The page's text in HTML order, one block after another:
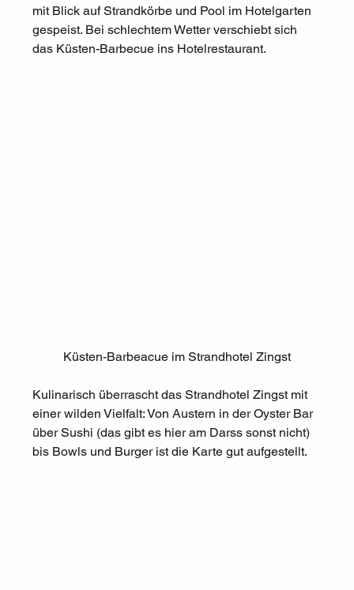
mit Blick auf Strandkörbe und Pool im Hotelgarten
gespeist. Bei schlechtem Wetter verschiebt sich
das Küsten-Barbecue ins Hotelrestaurant.
Küsten-Barbeacue im Strandhotel Zingst
Kulinarisch überrascht das Strandhotel Zingst mit
einer wilden Vielfalt: Von Austern in der Oyster Bar
über Sushi (das gibt es hier am Darss sonst nicht)
bis Bowls und Burger ist die Karte gut aufgestellt.